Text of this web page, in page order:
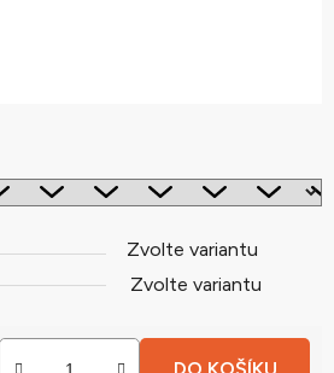
Zvolte variantu
Zvolte variantu